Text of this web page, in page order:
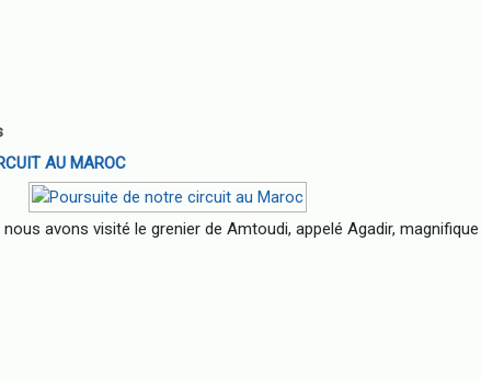
AU MAROC
avons visité le grenier de Amtoudi, appelé Agadir, magnifique